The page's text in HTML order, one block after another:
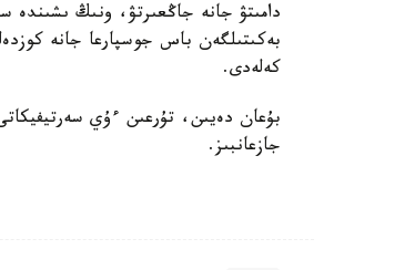
دامىتۋ جانە جاڭعىرتۋ، ونىڭ ىشىندە
بەكىتىلگەن باس جوسپارعا جانە
كەلەدى.
بۇعان دەيىن، تۇرعىن ءۇي
جازعانبىز.